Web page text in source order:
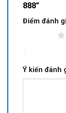
888”
Điểm đánh
Ý kiến đánh